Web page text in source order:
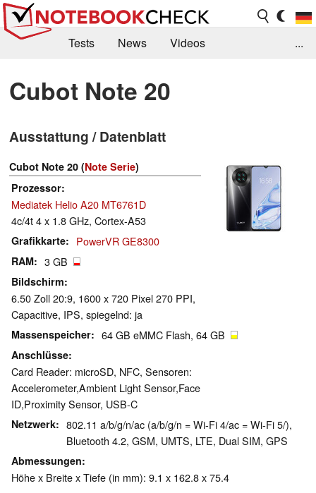
Tests News
Videos
Kaufberatung
Deals Suche
Forum
...
Cubot Note 20
Ausstattung / Datenblatt
Cubot Note 20 (Note Serie)
Prozessor
Mediatek Helio A20 MT6761D
4c/4t 4 x 1.8 GHz, Cortex-A53
Grafikkarte PowerVR GE8300
RAM 3 GB
Bildschirm
6.50 Zoll 20:9, 1600 x 720 Pixel 270 PPI,
Capacitive, IPS, spiegelnd: ja
Massenspeicher 64 GB eMMC Flash, 64 GB
Anschlüsse
Card Reader: microSD, NFC, Sensoren:
Accelerometer,Ambient Light Sensor,Face
ID,Proximity Sensor, USB-C
Netzwerk
802.11 a/b/g/n/ac (a/b/g/n = Wi-Fi 4/ac = Wi-Fi 5/),
Bluetooth 4.2, GSM, UMTS, LTE, Dual SIM, GPS
Abmessungen
Höhe x Breite x Tiefe (in mm): 9.1 x 162.8 x 75.4